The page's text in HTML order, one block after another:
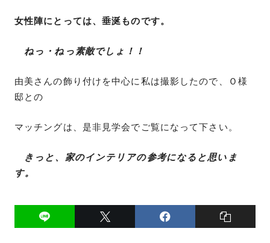
女性陣にとっては、垂涎ものです。
ねっ・ねっ素敵でしょ！！
由美さんの飾り付けを中心に私は撮影したので、Ｏ様
邸との
マッチングは、是非見学会でご覧になって下さい。
きっと、家のインテリアの参考になると思いま
す。